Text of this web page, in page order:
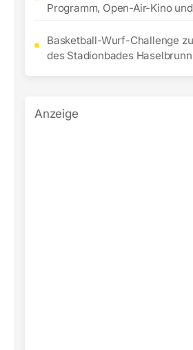
Programm, Open-Air-Kino
Basketball-Wurf-Challenge
des Stadionbades Haselbrunn
Anzeige